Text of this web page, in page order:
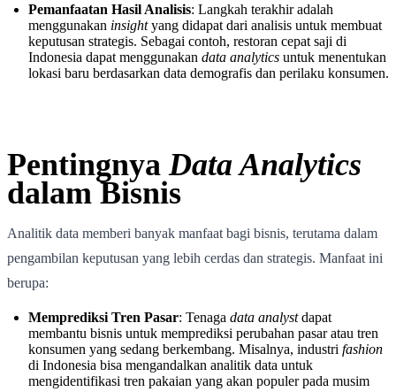
Pemanfaatan Hasil Analisis: Langkah terakhir adalah
menggunakan insightyang didapat dari analisis untuk membuat
keputusan strategis. Sebagai contoh, restoran cepat saji di
Indonesia dapat menggunakan data analytics untuk menentukan
lokasi baru berdasarkan data demografis dan perilaku konsumen.
Pentingnya Data Analytics
dalam Bisnis
Analitik data memberi banyak manfaat bagi bisnis, terutama dalam
pengambilan keputusan yang lebih cerdas dan strategis. Manfaat ini
berupa:
Memprediksi Tren Pasar: Tenaga data analystdapat
membantu bisnis untuk memprediksi perubahan pasar atau tren
konsumen yang sedang berkembang. Misalnya, industri fashion
di Indonesia bisa mengandalkan analitik data untuk
mengidentifikasi tren pakaian yang akan populer pada musim